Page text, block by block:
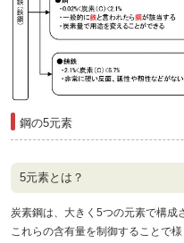
鋼の5元素
5元素とは？
炭素鋼は、大きく5つの元素で構成
これらの含有量を制御することで